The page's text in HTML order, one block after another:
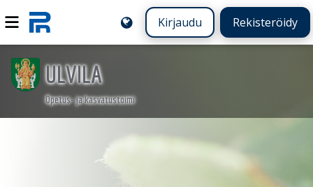
Kirjaudu Rekisteröidy
ULVILA
Opetus- ja kasvatustoimi